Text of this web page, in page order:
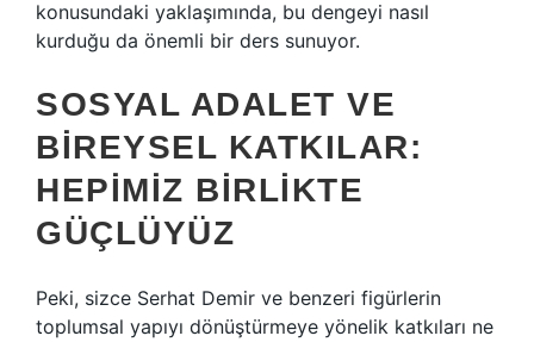
konusundaki yaklaşımında, bu dengeyi nasıl
kurduğu da önemli bir ders sunuyor.
SOSYAL ADALET VE
BIREYSEL KATKILAR:
HEPIMIZ BIRLIKTE
GÜÇLÜYÜZ
Peki, sizce Serhat Demir ve benzeri figürlerin
toplumsal yapıyı dönüştürmeye yönelik katkıları ne